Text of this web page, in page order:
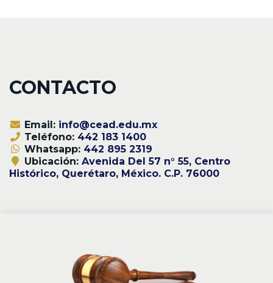
CONTACTO
Email: info@cead.edu.mx
Teléfono: 442 183 1400
Whatsapp: 442 895 2319
Ubicación: Avenida Del 57 n° 55, Centro
Histórico, Querétaro, México. C.P. 76000